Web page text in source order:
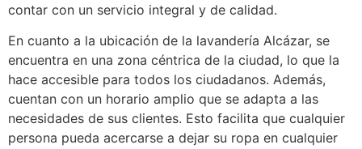
contar con un servicio integral y de calidad.
En cuanto a la ubicación de la lavandería Alcázar, se
encuentra en una zona céntrica de la ciudad, lo que la
hace accesible para todos los ciudadanos. Además,
cuentan con un horario amplio que se adapta a las
necesidades de sus clientes. Esto facilita que cualquier
persona pueda acercarse a dejar su ropa en cualquier